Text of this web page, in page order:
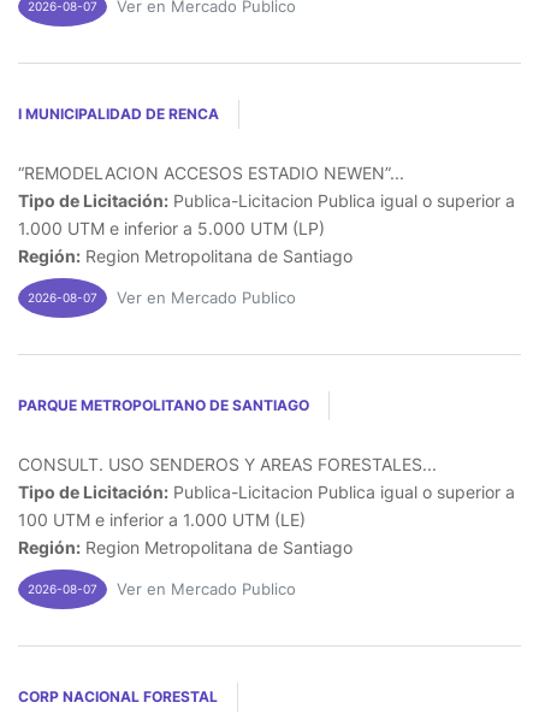
2026-08-07 Ver en Mercado Publico
I MUNICIPALIDAD DE RENCA
“REMODELACION ACCESOS ESTADIO NEWEN”...
Tipo de Licitación: Publica-Licitacion Publica igual o superior a
1.000 UTM e inferior a 5.000 UTM (LP)
Región: Region Metropolitana de Santiago
2026-08-07 Ver en Mercado Publico
PARQUE METROPOLITANO DE SANTIAGO
CONSULT. USO SENDEROS Y AREAS FORESTALES...
Tipo de Licitación: Publica-Licitacion Publica igual o superior a
100 UTM e inferior a 1.000 UTM (LE)
Región: Region Metropolitana de Santiago
2026-08-07 Ver en Mercado Publico
CORP NACIONAL FORESTAL